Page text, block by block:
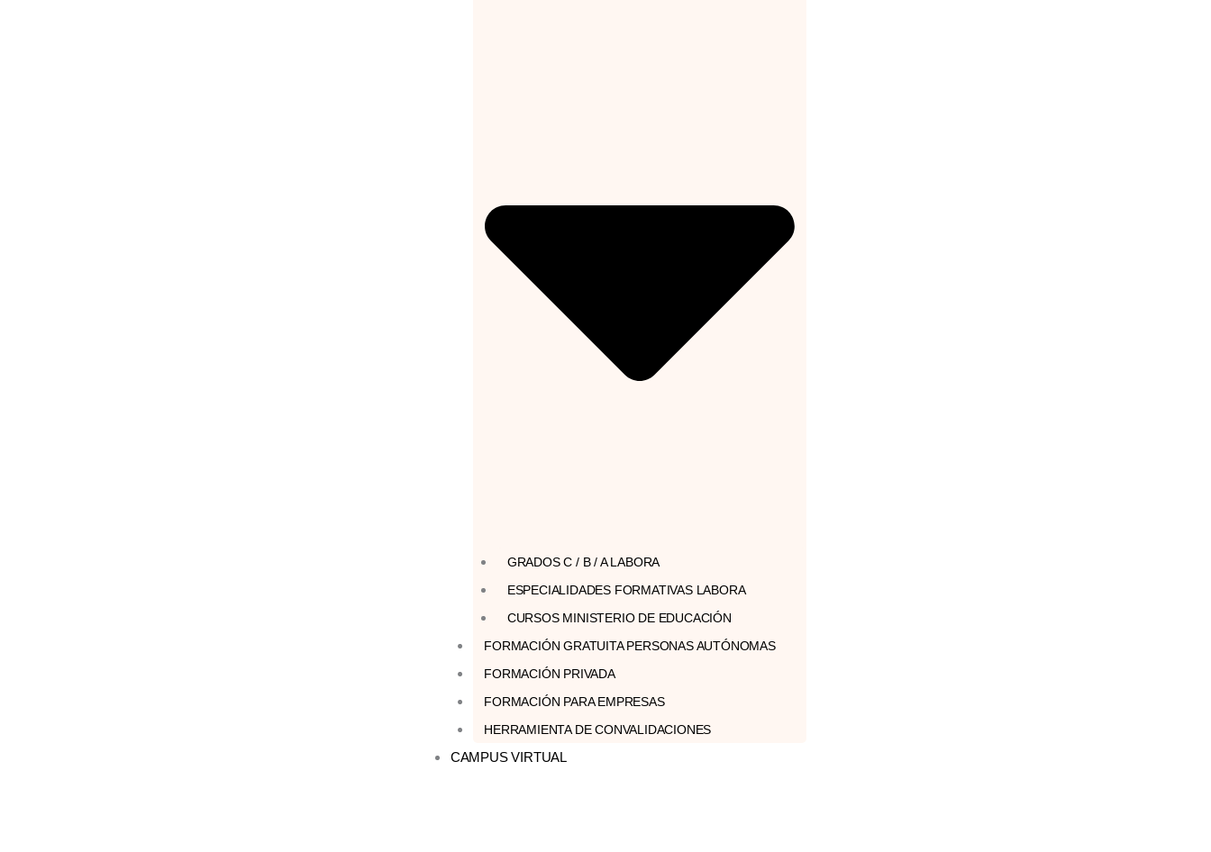
GRADOS C / B / A LABORA
ESPECIALIDADES FORMATIVAS LABORA
CURSOS MINISTERIO DE EDUCACIÓN
FORMACIÓN GRATUITA PERSONAS AUTÓNOMAS
FORMACIÓN PRIVADA
FORMACIÓN PARA EMPRESAS
HERRAMIENTA DE CONVALIDACIONES
CAMPUS VIRTUAL